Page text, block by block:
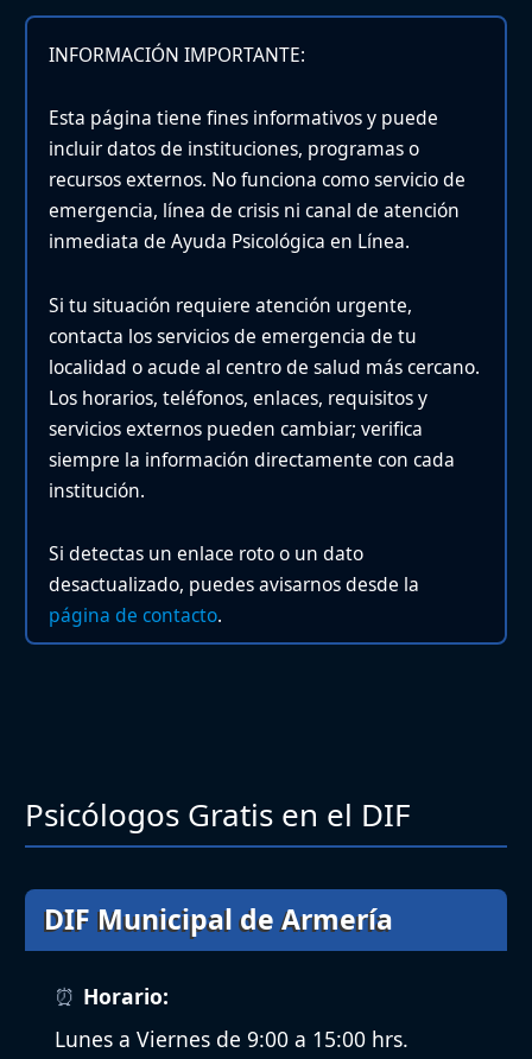
INFORMACIÓN IMPORTANTE:
Esta página tiene fines informativos y puede
incluir datos de instituciones, programas o
recursos externos. No funciona como servicio de
emergencia, línea de crisis ni canal de atención
inmediata de Ayuda Psicológica en Línea.
Si tu situación requiere atención urgente,
contacta los servicios de emergencia de tu
localidad o acude al centro de salud más cercano.
Los horarios, teléfonos, enlaces, requisitos y
servicios externos pueden cambiar; verifica
siempre la información directamente con cada
institución.
Si detectas un enlace roto o un dato
desactualizado, puedes avisarnos desde la
página de contacto.
Psicólogos Gratis en el DIF
DIF Municipal de Armería
Horario:
Lunes a Viernes de 9:00 a 15:00 hrs.